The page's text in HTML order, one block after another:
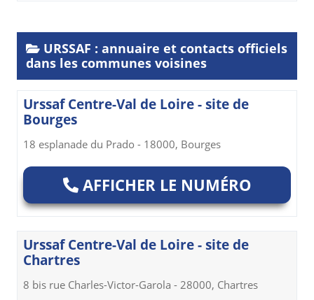
URSSAF : annuaire et contacts officiels
dans les communes voisines
Urssaf Centre-Val de Loire - site de
Bourges
18 esplanade du Prado - 18000, Bourges
AFFICHER LE NUMÉRO
Urssaf Centre-Val de Loire - site de
Chartres
8 bis rue Charles-Victor-Garola - 28000, Chartres